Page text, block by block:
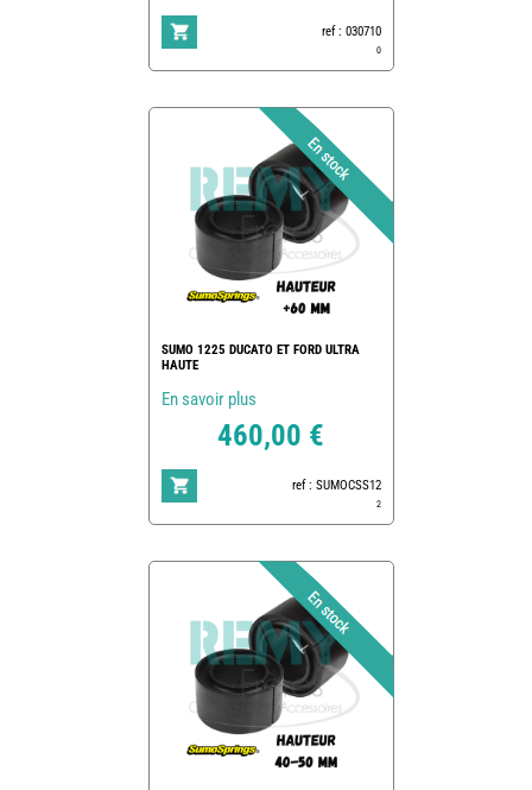
ref : 030710
0
SUMO 1225 DUCATO ET FORD ULTRA
HAUTE
En savoir plus
460,00 €
ref : SUMOCSS12
2